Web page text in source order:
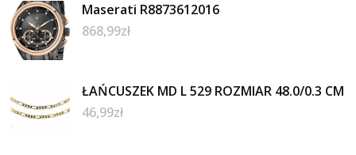
Maserati R8873612016
868,99zł
ŁAŃCUSZEK MD L 529 ROZMIAR 48.0/0.3 CM
46,99zł